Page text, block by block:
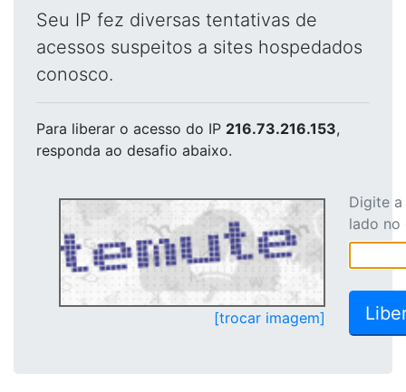
Seu IP fez diversas tentativas de
acessos suspeitos a sites hospedados
conosco.
Para liberar o acesso do IP 216.73.216.153,
responda ao desafio abaixo.
[trocar imagem]
Digite
lado no